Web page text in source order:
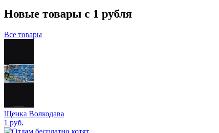
Новые товары с 1 рубля
Все товары
Щенка Волкодава
1 руб.